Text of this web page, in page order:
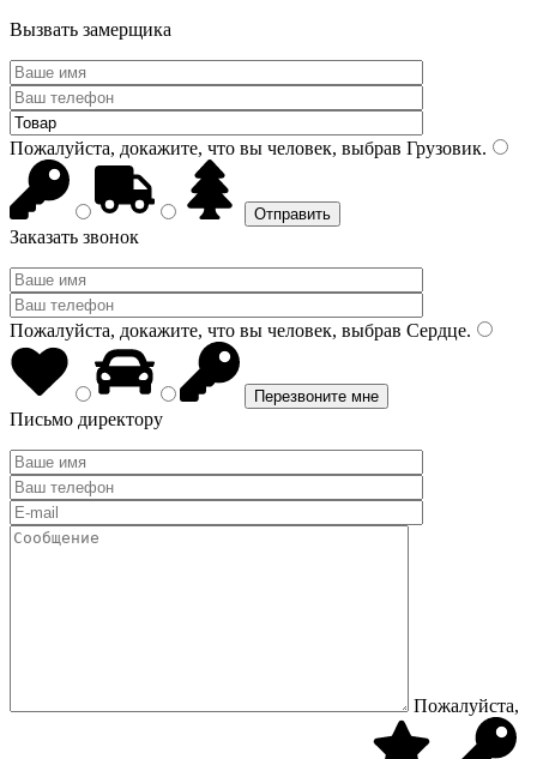
Вызвать замерщика
Пожалуйста, докажите, что вы человек, выбрав Грузовик.
Заказать звонок
Пожалуйста, докажите, что вы человек, выбрав Сердце.
Письмо директору
Пожалуйста,